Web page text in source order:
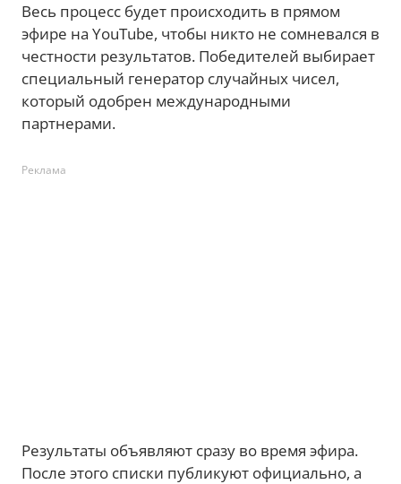
Весь процесс будет происходить в прямом
эфире на YouTube, чтобы никто не сомневался в
честности результатов. Победителей выбирает
специальный генератор случайных чисел,
который одобрен международными
партнерами.
Реклама
Результаты объявляют сразу во время эфира.
После этого списки публикуют официально, а